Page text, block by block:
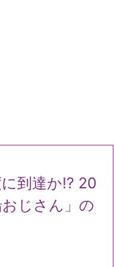
到達か!? 20
じさん」の